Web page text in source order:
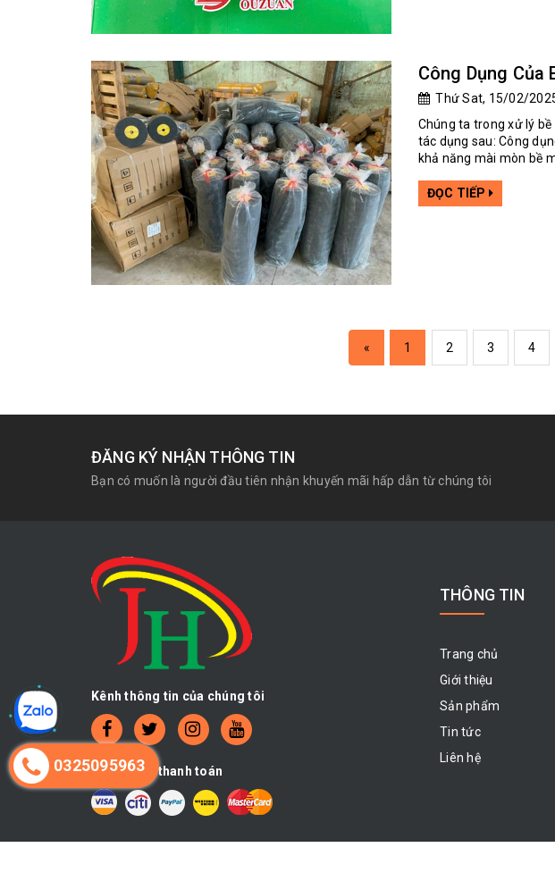
Công Dụng Của
Thứ Sat, 15/02/
Chúng ta trong xử lý
tác dụng sau: Công
khả năng mài mòn bề
ĐỌC TIẾP
« 1 2 3 4
ĐĂNG KÝ NHẬN THÔNG TIN
Bạn có muốn là người đầu tiên nhận khuyến mãi hấp dẫn từ chúng tôi
Kênh thông tin của chúng tôi
Chấp nhận thanh toán
THÔNG TIN
Trang chủ
Giới thiệu
Sản phẩm
Tin tức
Liên hệ
0325095963